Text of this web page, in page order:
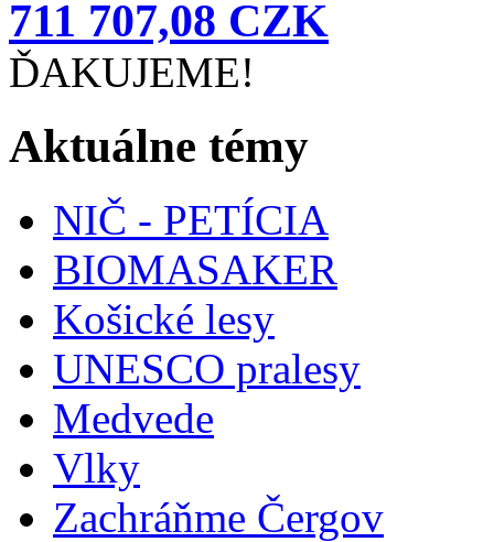
711 707,08 CZK
ĎAKUJEME!
Aktuálne témy
NIČ - PETÍCIA
BIOMASAKER
Košické lesy
UNESCO pralesy
Medvede
Vlky
Zachráňme Čergov